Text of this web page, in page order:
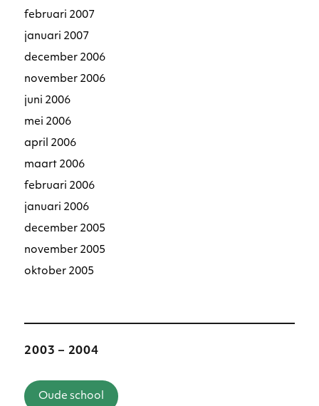
februari 2007
januari 2007
december 2006
november 2006
juni 2006
mei 2006
april 2006
maart 2006
februari 2006
januari 2006
december 2005
november 2005
oktober 2005
2003 – 2004
Oude school